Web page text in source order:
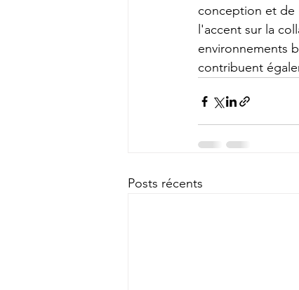
conception et de
l'accent sur la
environnements
contribuent
Posts récents